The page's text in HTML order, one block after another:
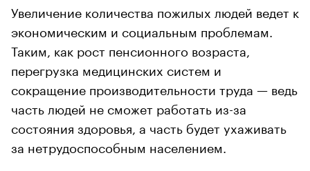
Увеличение количества пожилых людей ведет к
экономическим и социальным проблемам.
Таким, как рост пенсионного возраста,
перегрузка медицинских систем и
сокращение производительности труда — ведь
часть людей не сможет работать из-за
состояния здоровья, а часть будет ухаживать
за нетрудоспособным населением.